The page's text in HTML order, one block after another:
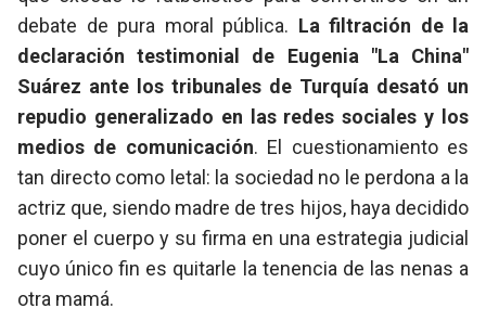
debate de pura moral pública. La filtración de la
declaración testimonial de Eugenia "La China"
Suárez ante los tribunales de Turquía desató un
repudio generalizado en las redes sociales y los
medios de comunicación. El cuestionamiento es
tan directo como letal: la sociedad no le perdona a la
actriz que, siendo madre de tres hijos, haya decidido
poner el cuerpo y su firma en una estrategia judicial
cuyo único fin es quitarle la tenencia de las nenas a
otra mamá.